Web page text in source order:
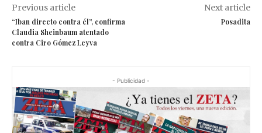
Previous article
“Iban directo contra él”, confirma
Claudia Sheinbaum atentado
contra Ciro Gómez Leyva
Next article
Posadita
- Publicidad -